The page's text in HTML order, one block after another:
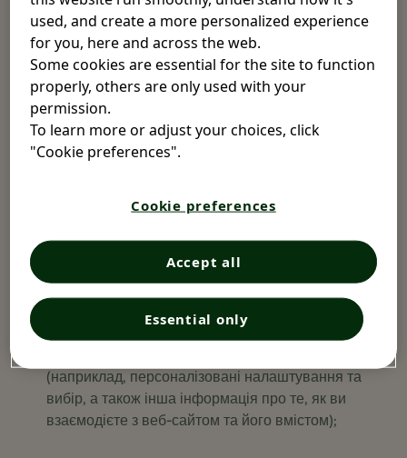
сторінок у соціальних мережах за адресою
https://www.opella.com/en/privacy-center/global-
notices/website-social-uk-gl.
Які дані ми збираємо про
збираємо такі дані за допомогою автоматизованих
інструментів або технологій відстеження:
Інформація про пристрій та обладнання
(наприклад, персоналізовані налаштування та
вибір, а також інша інформація про те, як ви
взаємодієте з веб-сайтом та його вмістом);
used, and create a more personalized experience
for you, here and across the web.
Some cookies are essential for the site to function
properly, others are only used with your
permission.
To learn more or adjust your choices, click
"Cookie preferences".
Cookie preferences
Essential only
Accept all